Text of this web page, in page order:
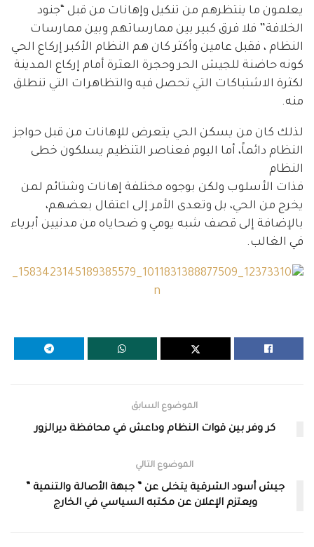
يعلمون ما ينتظرهم من تنكيل وإهانات من قبل “جنود
الخلافة” فلا فرق كبير بين ممارساتهم وبين ممارسات
النظام ، فقبل عامين وأكثر كان هم النظام الأكبر إركاع الحي
كونه حاضنة للجيش الحر وحجرة العثرة أمام إركاع المدينة
لكثرة الاشتباكات التي تحصل فيه والتظاهرات التي تنطلق
منه.
لذلك كان من يسكن الحي يتعرض للإهانات من قبل حواجز
النظام دائماً، أما اليوم فعناصر التنظيم يسلكون خطى
النظام
فذات الأسلوب ولكن بوجوه مختلفة إهانات وشتائم لمن
يخرج من الحي، بل وتعدى الأمر إلى اعتقال بعضهم،
بالإضافة إلى قصف شبه يومي و ضحاياه من مدنيين أبرياء
في الغالب.
الموضوع السابق
كر وفر بين قوات النظام وداعش في محافظة ديرالزور
الموضوع التالي
جيش أسود الشرقية يتخلى عن ” جبهة الأصالة والتنمية ”
ويعتزم الإعلان عن مكتبه السياسي في الخارج